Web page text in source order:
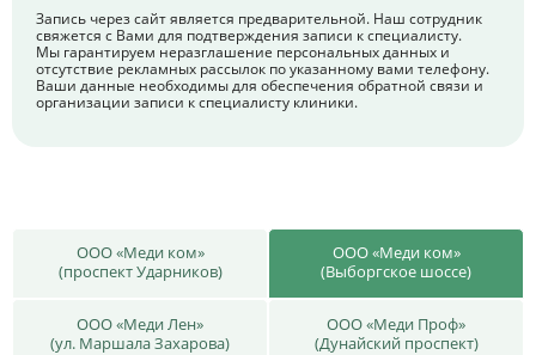
Запись через сайт является предварительной. Наш сотрудник
свяжется с Вами для подтверждения записи к специалисту.
Мы гарантируем неразглашение персональных данных и
отсутствие рекламных рассылок по указанному вами телефону.
Ваши данные необходимы для обеспечения обратной связи и
организации записи к специалисту клиники.
ООО «Меди ком»
(проспект Ударников)
ООО «Меди ком»
(Выборгское шоссе)
ООО «Меди Лен»
(ул. Маршала Захарова)
ООО «Меди Проф»
(Дунайский проспект)